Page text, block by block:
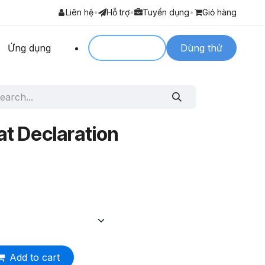
Liên hệ• Hỗ trợ• Tuyển dụng• Giỏ hàng
Ứng dụng Dùng thử
Declaration
Add to cart